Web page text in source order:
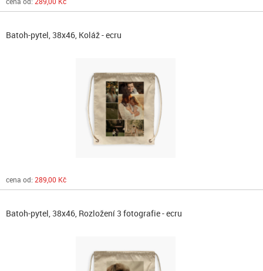
Batoh-pytel, 38x46, Koláž - ecru
cena od: 289,00 Kč
Batoh-pytel, 38x46, Rozložení 3 fotografie - ecru